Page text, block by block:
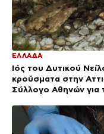
ΕΛΛΑΔΑ
Ιός του Δυτικού
κρούσματα στην
Σύλλογο Αθηνών για